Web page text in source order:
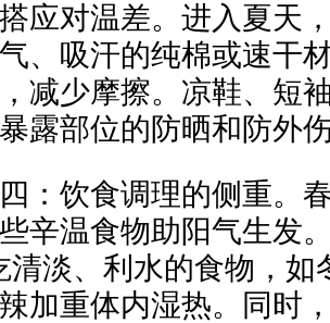
应对温差。进入夏天
、吸汗的纯棉或速干
减少摩擦。凉鞋、短
露部位的防晒和防外
饮食调理的侧重。春
辛温食物助阳气生发
清淡、利水的食物，
加重体内湿热。同时